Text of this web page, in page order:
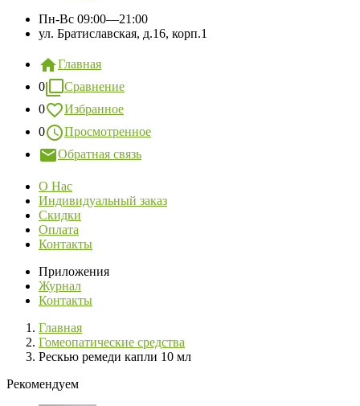
Пн-Вс 09:00—21:00
ул. Братиславская, д.16, корп.1
Главная
0
Сравнение
0
Избранное
0
Просмотренное
Обратная связь
О Нас
Индивидуальный заказ
Скидки
Оплата
Контакты
Приложения
Журнал
Контакты
Главная
Гомеопатические средства
Рескью ремеди капли 10 мл
Рекомендуем